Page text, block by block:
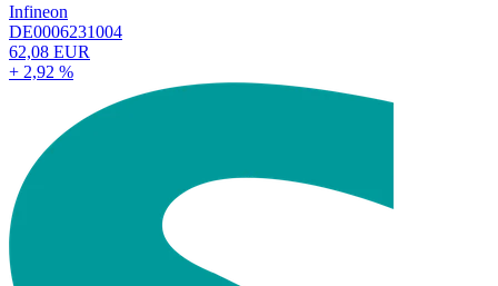
Infineon
DE0006231004
62,08 EUR
+ 2,92 %